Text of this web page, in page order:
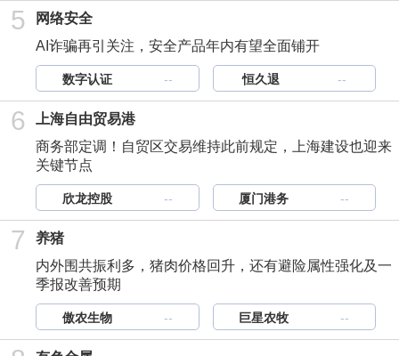
5
网络安全
AI诈骗再引关注，安全产品年内有望全面铺开
数字认证 -- 恒久退 --
6
上海自由贸易港
商务部定调！自贸区交易维持此前规定，上海建设也迎来
关键节点
欣龙控股 -- 厦门港务 --
7
养猪
内外围共振利多，猪肉价格回升，还有避险属性强化及一
季报改善预期
傲农生物 -- 巨星农牧 --